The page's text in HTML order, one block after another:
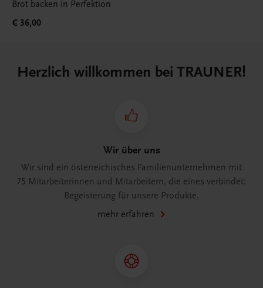
Brot backen in Perfektion
€ 36,00
Herzlich willkommen bei TRAUNER!
Wir über uns
Wir sind ein österreichisches Familienunternehmen mit
75 Mitarbeiterinnen und Mitarbeitern, die eines verbindet:
Begeisterung für unsere Produkte.
mehr erfahren